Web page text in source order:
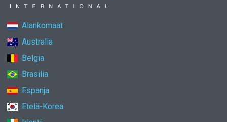
Alankomaat
Australia
Belgia
Brasilia
Espanja
Etelä-Korea